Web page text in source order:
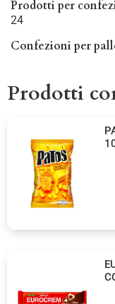
Prodotti per
24
Confezioni per
Prodotti